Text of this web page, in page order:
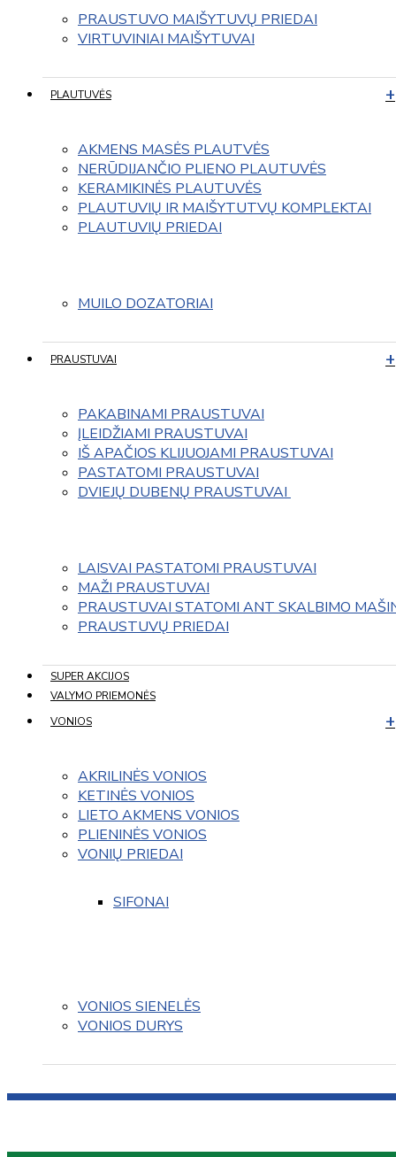
PRAUSTUVO MAIŠYTUVŲ PRIEDAI
VIRTUVINIAI MAIŠYTUVAI
PLAUTUVĖS
AKMENS MASĖS PLAUTVĖS
NERŪDIJANČIO PLIENO PLAUTUVĖS
KERAMIKINĖS PLAUTUVĖS
PLAUTUVIŲ IR MAIŠYTUTVŲ KOMPLEKTAI
PLAUTUVIŲ PRIEDAI
MUILO DOZATORIAI
PRAUSTUVAI
PAKABINAMI PRAUSTUVAI
ĮLEIDŽIAMI PRAUSTUVAI
IŠ APAČIOS KLIJUOJAMI PRAUSTUVAI
PASTATOMI PRAUSTUVAI
DVIEJŲ DUBENŲ PRAUSTUVAI
LAISVAI PASTATOMI PRAUSTUVAI
MAŽI PRAUSTUVAI
PRAUSTUVAI STATOMI ANT SKALBIMO
PRAUSTUVŲ PRIEDAI
SUPER AKCIJOS
VALYMO PRIEMONĖS
VONIOS
AKRILINĖS VONIOS
KETINĖS VONIOS
LIETO AKMENS VONIOS
PLIENINĖS VONIOS
VONIŲ PRIEDAI
SIFONAI
VONIOS SIENELĖS
VONIOS DURYS